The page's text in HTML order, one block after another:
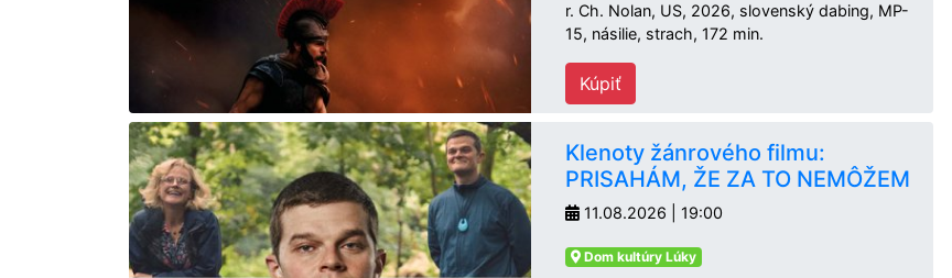
r. Ch. Nolan, US, 2026, slovenský dabing, MP-
15, násilie, strach, 172 min.
Kúpiť
Klenoty žánrového filmu:
PRISAHÁM, ŽE ZA TO NEMÔŽEM
11.08.2026 | 19:00
Dom kultúry Lúky